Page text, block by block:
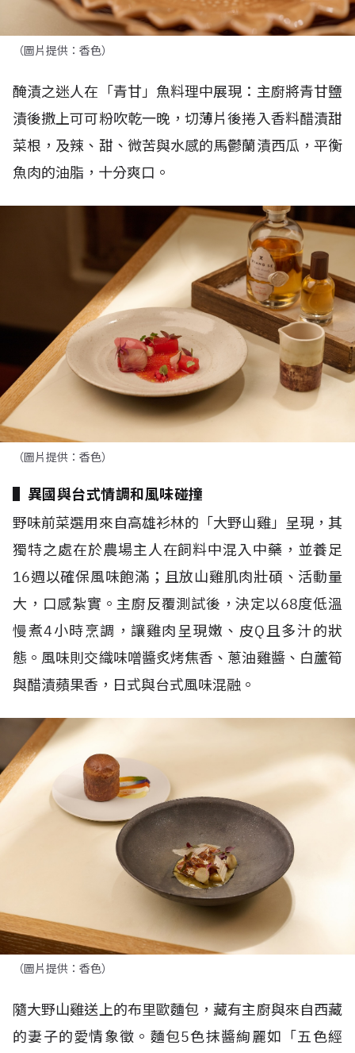
（圖片提供：香色）
醃漬之迷人在「青甘」魚料理中展現：主廚將青甘鹽
漬後撒上可可粉吹乾一晚，切薄片後捲入香料醋漬甜
菜根，及辣、甜、微苦與水感的馬鬱蘭漬西瓜，平衡
魚肉的油脂，十分爽口。
（圖片提供：香色）
▌異國與台式情調和風味碰撞
野味前菜選用來自高雄衫林的「大野山雞」呈現，其
獨特之處在於農場主人在飼料中混入中藥，並養足
16週以確保風味飽滿；且放山雞肌肉壯碩、活動量
大，口感紮實。主廚反覆測試後，決定以68度低溫
慢煮4小時烹調，讓雞肉呈現嫩、皮Q 且多汁的狀
態。風味則交織味噌醬炙烤焦香、蔥油雞醬、白蘆筍
與醋漬蘋果香，日式與台式風味混融。
（圖片提供：香色）
隨大野山雞送上的布里歐麵包，藏有主廚與來自西藏
的妻子的愛情象徵。麵包5色抹醬絢麗如「五色經